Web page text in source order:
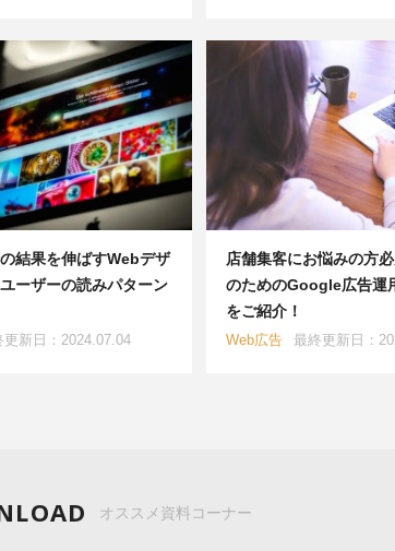
結果を伸ばすWebデザ
ーザーの読みパターン
更新日：2024.07.04
店舗集客にお悩みの方
のためのGoogle広告運
をご紹介！
Web広告 最終更新日：
オススメ資料コーナー